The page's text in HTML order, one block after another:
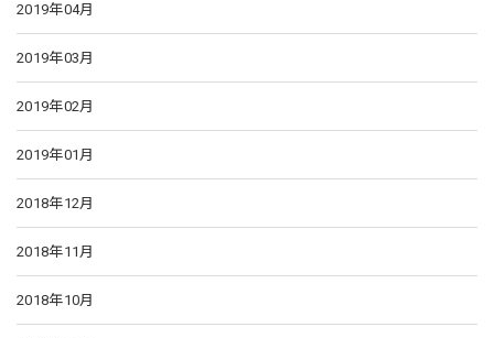
2019年04月
2019年03月
2019年02月
2019年01月
2018年12月
2018年11月
2018年10月